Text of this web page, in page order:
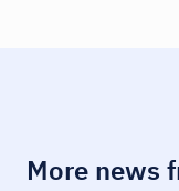
More news